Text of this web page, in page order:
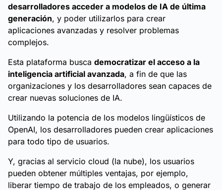
desarrolladores acceder a modelos de IA de última
generación, y poder utilizarlos para crear
aplicaciones avanzadas y resolver problemas
complejos.
Esta plataforma busca democratizar el acceso a la
inteligencia artificial avanzada, a fin de que las
organizaciones y los desarrolladores sean capaces de
crear nuevas soluciones de IA.
Utilizando la potencia de los modelos lingüísticos de
OpenAI, los desarrolladores pueden crear aplicaciones
para todo tipo de usuarios.
Y, gracias al servicio cloud (la nube), los usuarios
pueden obtener múltiples ventajas, por ejemplo,
liberar tiempo de trabajo de los empleados, o generar